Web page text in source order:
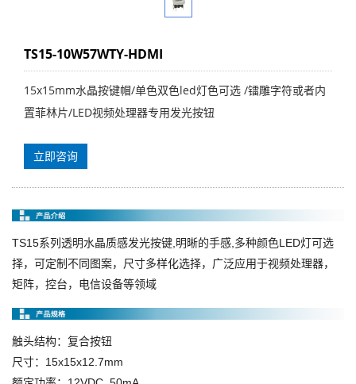
TS15-10W57WTY-HDMI
15x15mm水晶按键帽/单色双色led灯色可选 /镭雕字符或者内
置菲林片/LED视频处理器专用发光按钮
立即咨询
TS15系列透明水晶质感发光按键,明晰的手感,多种颜色LED灯可选
择，可定制不同图案，尺寸多样化选择，广泛应用于视频处理器，
矩阵，控台，电信设备等领域
触头结构：复合按钮
尺寸：15x15x12.7mm